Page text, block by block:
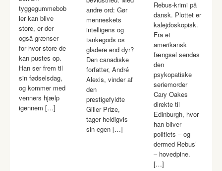
tyggegummebob
ler kan blive
store, er der
også grænser
for hvor store de
kan pustes op.
Han ser frem til
sin fødselsdag,
og kommer med
venners hjælp
igennem […]
andre ord: Gør
menneskets
intelligens og
tankegods os
gladere end dyr?
Den canadiske
forfatter, André
Alexis, vinder af
den
prestigefyldte
Giller Prize,
tager heldigvis
sin egen […]
Rebus-krimi på
dansk. Plottet er
kalejdoskopisk.
Fra et
amerikansk
fængsel sendes
den
psykopatiske
seriemorder
Cary Oakes
direkte til
Edinburgh, hvor
han bliver
politiets – og
dermed Rebus’
– hovedpine.
[…]